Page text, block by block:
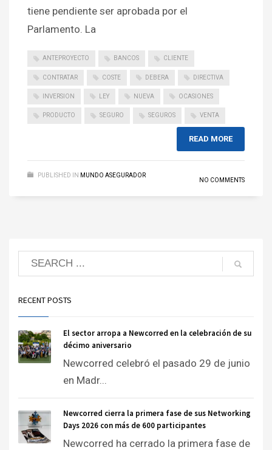
tiene pendiente ser aprobada por el
Parlamento. La
ANTEPROYECTO BANCOS CLIENTE
CONTRATAR COSTE DEBERA DIRECTIVA
INVERSION LEY NUEVA OCASIONES
PRODUCTO SEGURO SEGUROS VENTA
READ MORE
PUBLISHED IN MUNDO ASEGURADOR
NO COMMENTS
RECENT POSTS
El sector arropa a Newcorred en la celebración de su
décimo aniversario
Newcorred celebró el pasado 29 de junio
en Madr...
Newcorred cierra la primera fase de sus Networking
Days 2026 con más de 600 participantes
Newcorred ha cerrado la primera fase de